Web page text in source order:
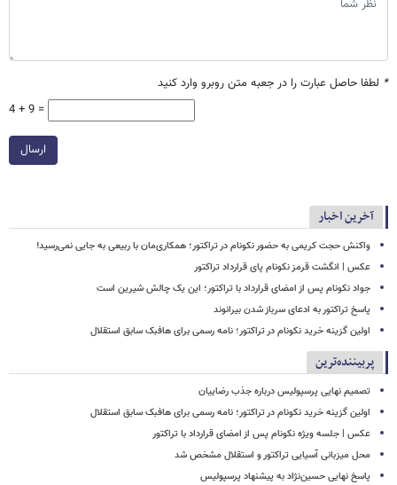
* لطفا حاصل عبارت را در جعبه متن روبرو وارد کنید
4 + 9 =
ارسال
آخرین اخبار
واکنش حجت کریمی به حضور نکونام در تراکتور؛ همکاری‌مان با ربیعی به جایی نمی‌رسید!
عکس | انگشت قرمز نکونام پای قرارداد تراکتور
جواد نکونام پس از امضای قرارداد با تراکتور؛ این یک چالش شیرین است
پاسخ تراکتور به ادعای سرباز شدن بیرانوند
اولین گزینه خرید نکونام در تراکتور؛ نامه رسمی برای هافبک سابق استقلال
پربیننده‌ترین
تصمیم نهایی پرسپولیس درباره جذب رضاییان
اولین گزینه خرید نکونام در تراکتور؛ نامه رسمی برای هافبک سابق استقلال
عکس | جلسه ویژه نکونام پس از امضای قرارداد با تراکتور
محل میزبانی آسیایی تراکتور و استقلال مشخص شد
پاسخ نهایی حسین‌نژاد به پیشنهاد پرسپولیس